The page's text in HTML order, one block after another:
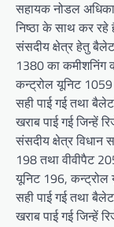
सहायक नोडल
निष्ठा के साथ कर
संसदीय क्षेत्र हेतु
1380 का कमीशनिंग
कन्ट्रोल यूनिट
सही पाई गई तथा
खराब पाई गई जिन्हें
संसदीय क्षेत्र विधान
198 तथा वीवीपैट
यूनिट 196, कन्ट्रोल
सही पाई गई तथा
खराब पाई गई जिन्हें